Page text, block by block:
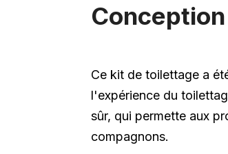
Ce kit de toilettage a
l'expérience du
sûr, qui permette aux
compagnons.